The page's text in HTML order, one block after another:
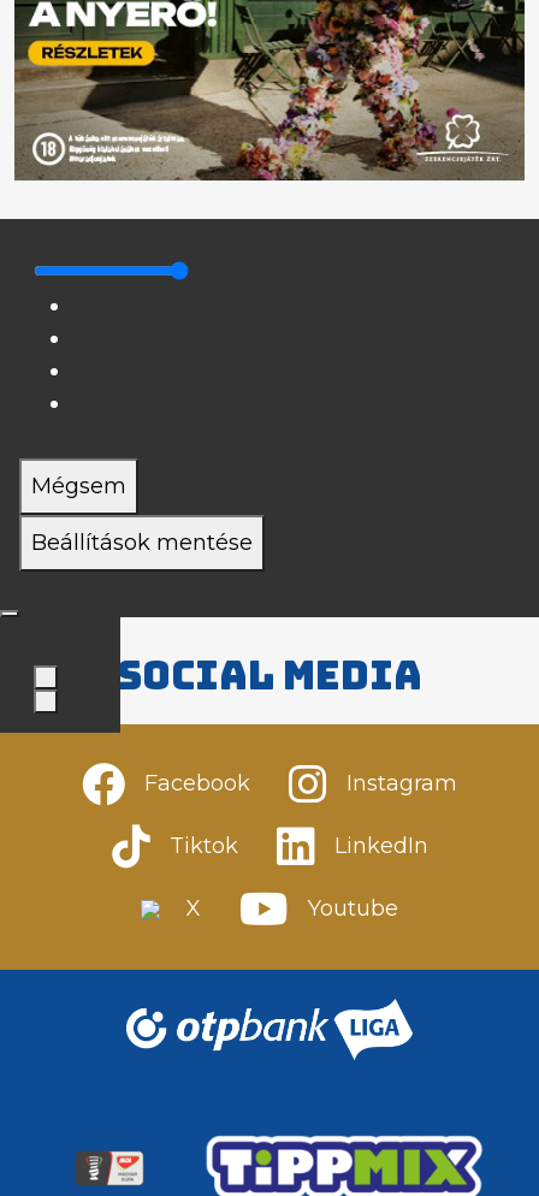
Mégsem
Beállítások mentése
Social media
Facebook Instagram
Tiktok LinkedIn
X Youtube